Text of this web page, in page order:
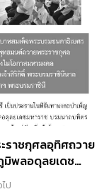
ราชกุศลอุทิศถวาย
มิพลอดุลยเดช
ธมนต์ถวายพระ
ป